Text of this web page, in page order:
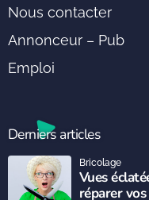
Nous contacter
Annonceur – Pub
Emploi
Derniers articles
Vues
réparer
Bricolage